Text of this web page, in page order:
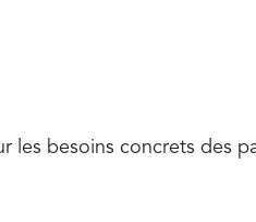
les besoins concrets des